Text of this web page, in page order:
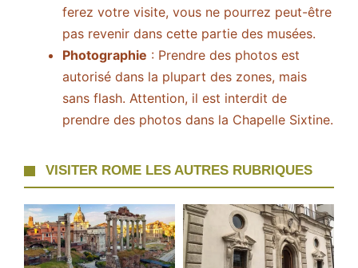
ferez votre visite, vous ne pourrez peut-être
pas revenir dans cette partie des musées.
Photographie : Prendre des photos est
autorisé dans la plupart des zones, mais
sans flash. Attention, il est interdit de
prendre des photos dans la Chapelle Sixtine.
VISITER ROME LES AUTRES RUBRIQUES